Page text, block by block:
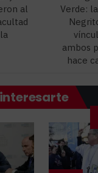
al
Verde:
ambos
hace